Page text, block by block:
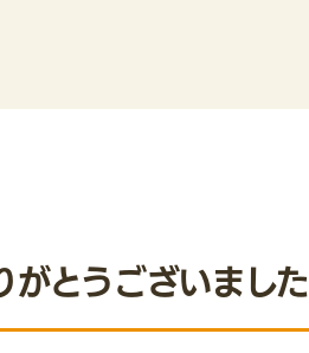
がとうございました